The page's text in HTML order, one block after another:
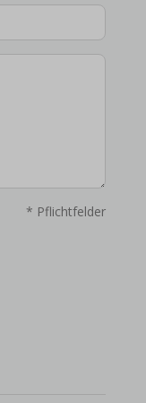
verlegt.
* Pflichtfelder